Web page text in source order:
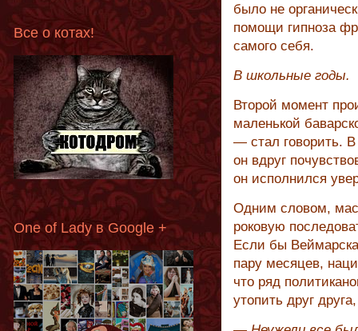
было не
помощи гипноза
самого себя.
В школьные годы.
Второй момент
маленькой
— стал говорить.
он вдруг
он исполнился
Одним словом,
роковую
Если бы
пару месяцев,
что ряд
утопить друг
Все о котах!
One of Lady в Google +